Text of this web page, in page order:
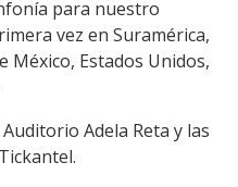
para nuestro
vez en Suramérica,
México, Estados Unidos,
Adela Reta y las